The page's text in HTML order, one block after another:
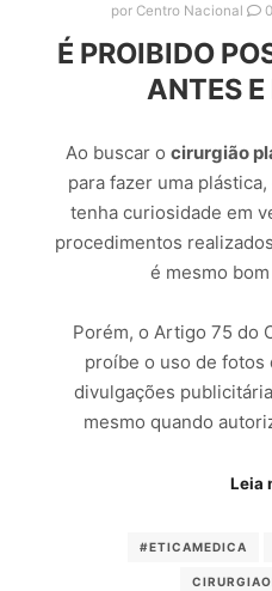
por Centro Nacional 0
É PROIBIDO
ANTES E
Ao buscar o cirurgião
para fazer uma
tenha curiosidade em
procedimentos
é mesmo
Porém, o Artigo 75 do
proíbe o uso de fotos
divulgações
mesmo quando
Leia
#ETICAMEDICA